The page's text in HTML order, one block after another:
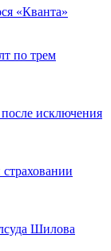
«Кванта»
по трем
исключения
Шилова